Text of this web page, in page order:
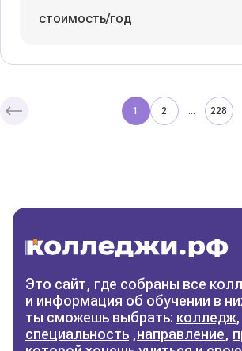
стоимость/год
колледж
Фильтры
Сбросить фильтры
1 2 ... 228
Это сайт, где собраны все
и информация об обучении в
ты сможешь выбрать: колледж,
специальность ,направление,